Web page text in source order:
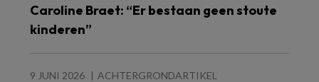
Caroline Braet: “Er bestaan geen stoute
kinderen”
9 JUNI 2026 ACHTERGRONDARTIKEL